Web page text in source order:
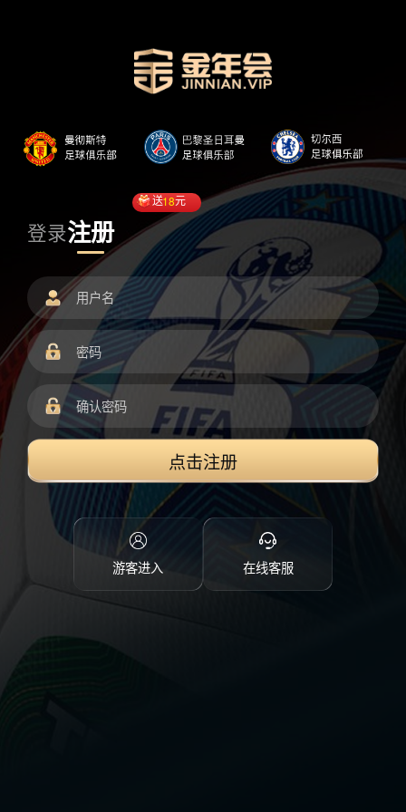
登录注册
送18元
点击注册
游客进入 在线客服